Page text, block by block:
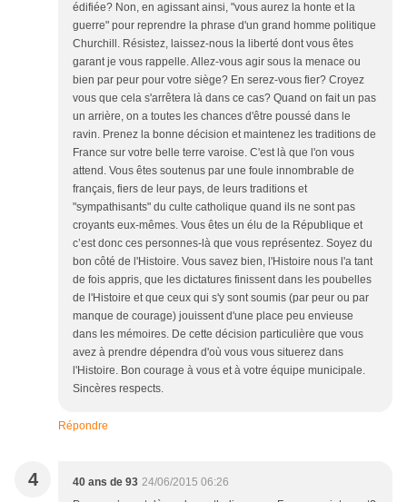
édifiée? Non, en agissant ainsi, "vous aurez la honte et la
guerre" pour reprendre la phrase d'un grand homme politique
Churchill. Résistez, laissez-nous la liberté dont vous êtes
garant je vous rappelle. Allez-vous agir sous la menace ou
bien par peur pour votre siège? En serez-vous fier? Croyez
vous que cela s'arrêtera là dans ce cas? Quand on fait un pas
un arrière, on a toutes les chances d'être poussé dans le
ravin. Prenez la bonne décision et maintenez les traditions de
France sur votre belle terre varoise. C'est là que l'on vous
attend. Vous êtes soutenus par une foule innombrable de
français, fiers de leur pays, de leurs traditions et
"sympathisants" du culte catholique quand ils ne sont pas
croyants eux-mêmes. Vous êtes un élu de la République et
c’est donc ces personnes-là que vous représentez. Soyez du
bon côté de l'Histoire. Vous savez bien, l'Histoire nous l'a tant
de fois appris, que les dictatures finissent dans les poubelles
de l'Histoire et que ceux qui s'y sont soumis (par peur ou par
manque de courage) jouissent d'une place peu envieuse
dans les mémoires. De cette décision particulière que vous
avez à prendre dépendra d'où vous vous situerez dans
l'Histoire. Bon courage à vous et à votre équipe municipale.
Sincères respects.
Répondre
4 40 ans de 93 24/06/2015 06:26